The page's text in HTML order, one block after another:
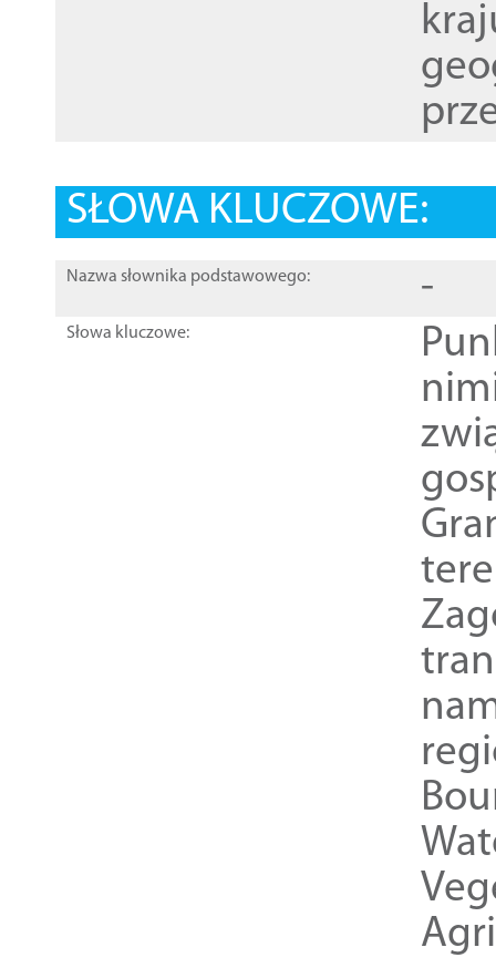
SŁOWA KLUCZOWE:
Nazwa słownika podstawowego: -
Słowa kluczowe: